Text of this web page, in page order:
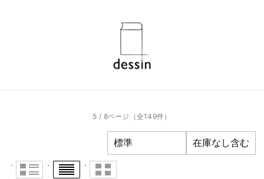
5 / 8ページ （全149件）